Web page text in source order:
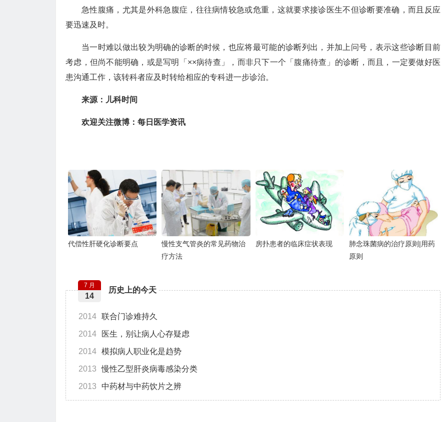
急性腹痛，尤其是外科急腹症，往往病情较急或危重，这就要求接诊医生不但诊断要准确，而且反应
要迅速及时。
当一时难以做出较为明确的诊断的时候，也应将最可能的诊断列出，并加上问号，表示这些诊断目前
考虑，但尚不能明确，或是写明「××病待查」，而非只下一个「腹痛待查」的诊断，而且，一定要做好医
患沟通工作，该转科者应及时转给相应的专科进一步诊治。
来源：儿科时间
欢迎关注微博：每日医学资讯
代偿性肝硬化诊断要点
慢性支气管炎的常见药物治
疗方法
房扑患者的临床症状表现
肺念珠菌病的治疗原则|用药
原则
历史上的今天
7 月
14
2014 联合门诊难持久
2014 医生，别让病人心存疑虑
2014 模拟病人职业化是趋势
2013 慢性乙型肝炎病毒感染分类
2013 中药材与中药饮片之辨